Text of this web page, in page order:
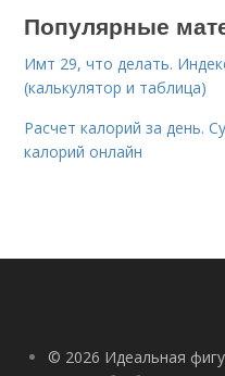
Популярные
Имт 29, что делать.
(калькулятор и таблица)
Расчет калорий за день.
калорий онлайн
© 2026 Идеальная